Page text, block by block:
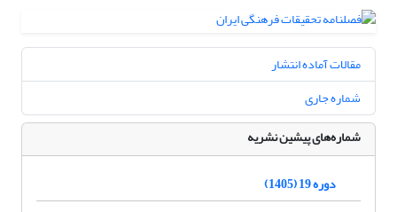
مقالات آماده انتشار
شماره جاری
شماره‌های پیشین نشریه
دوره 19 (1405)